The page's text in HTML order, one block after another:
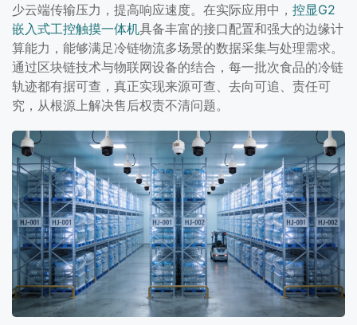
少云端传输压力，提高响应速度。在实际应用中， 控显G2
嵌入式工控触摸一体机具备丰富的接口配置和强大的边缘计
算能力，能够满足冷链物流多场景的数据采集与处理需求。
通过区块链技术与物联网设备的结合，每一批次食品的冷链
轨迹都有据可查，真正实现来源可查、去向可追、责任可
究，从根源上解决售后权责不清问题。